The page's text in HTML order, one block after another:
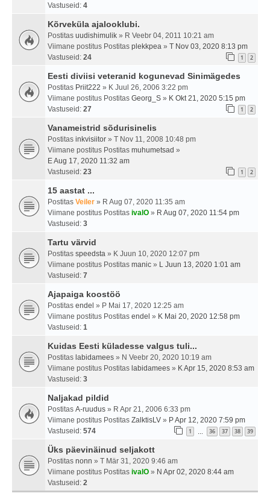
Vastuseid: 4
Kõrveküla ajalooklubi.
Postitas uudishimulik » R Veebr 04, 2011 10:21 am
Viimane postitus Postitas plekkpea » T Nov 03, 2020 8:13 pm
Vastuseid: 24 1 2
Eesti diviisi veteranid kogunevad Sinimägedes
Postitas Priit222 » K Juul 26, 2006 3:22 pm
Viimane postitus Postitas Georg_S » K Okt 21, 2020 5:15 pm
Vastuseid: 27 1 2
Vanameistrid sõdurisinelis
Postitas inkvisiitor » T Nov 11, 2008 10:48 pm
Viimane postitus Postitas muhumetsad »
E Aug 17, 2020 11:32 am
Vastuseid: 23 1 2
15 aastat ...
Postitas Veiler » R Aug 07, 2020 11:35 am
Viimane postitus Postitas ivalO » R Aug 07, 2020 11:54 pm
Vastuseid: 3
Tartu värvid
Postitas speedsta » K Juun 10, 2020 12:07 pm
Viimane postitus Postitas manic » L Juun 13, 2020 1:01 am
Vastuseid: 7
Ajapaiga koostöö
Postitas endel » P Mai 17, 2020 12:25 am
Viimane postitus Postitas endel » K Mai 20, 2020 12:58 pm
Vastuseid: 1
Kuidas Eesti küladesse valgus tuli...
Postitas labidamees » N Veebr 20, 2020 10:19 am
Viimane postitus Postitas labidamees » K Apr 15, 2020 8:53 am
Vastuseid: 3
Naljakad pildid
Postitas A-ruudus » R Apr 21, 2006 6:33 pm
Viimane postitus Postitas ZalktisLV » P Apr 12, 2020 7:59 pm
Vastuseid: 574 1 36 37 38 39
Üks päevinäinud seljakott
Postitas nonn » T Mär 31, 2020 9:46 am
Viimane postitus Postitas ivalO » N Apr 02, 2020 8:44 am
Vastuseid: 2